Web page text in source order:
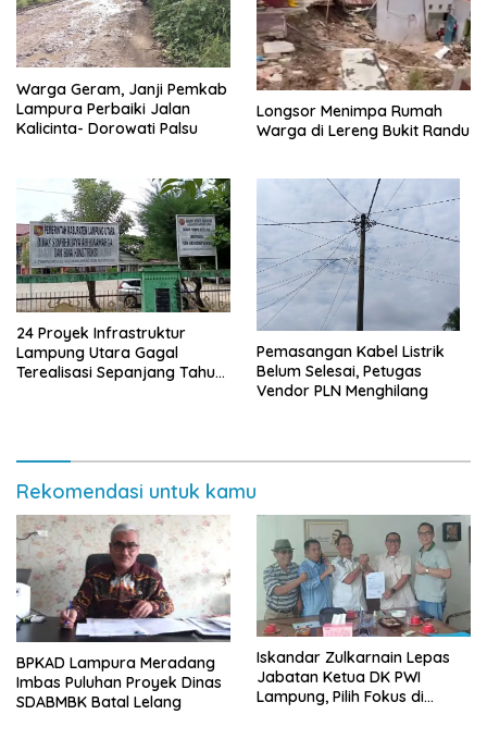
Warga Geram, Janji Pemkab
Lampura Perbaiki Jalan
Kalicinta- Dorowati Palsu
Longsor Menimpa Rumah
Warga di Lereng Bukit Randu
24 Proyek Infrastruktur
Lampung Utara Gagal
Terealisasi Sepanjang Tahun
Pemasangan Kabel Listrik
Belum Selesai, Petugas
Vendor PLN Menghilang
Rekomendasi untuk kamu
BPKAD Lampura Meradang
Imbas Puluhan Proyek Dinas
SDABMBK Batal Lelang
Iskandar Zulkarnain Lepas
Jabatan Ketua DK PWI
Lampung, Pilih Fokus di